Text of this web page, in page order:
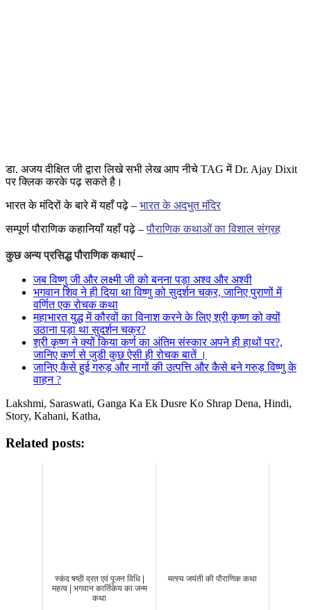
डा. अजय दीक्षित जी द्वारा लिखे सभी लेख आप नीचे TAG में Dr. Ajay Dixit
पर क्लिक करके पढ़ सकते है।
भारत के मंदिरों के बारे में यहाँ पढ़े – भारत के अदभुत मंदिर
सम्पूर्ण पौराणिक कहानियाँ यहाँ पढ़े – पौराणिक कथाओं का विशाल संग्रह
कुछ अन्य प्रसिद्ध पौराणिक कथाएं –
जब विष्णु जी और लक्ष्मी जी को बनना पड़ा अश्व और अश्वी
भगवान शिव ने ही दिया था विष्णु को सुदर्शन चक्र, जानिए पुराणों में
वर्णित एक रोचक कथा
महाभारत युद्ध में कौरवों का विनाश करने के लिए श्री कृष्ण को क्यों
उठाना पड़ा था सुदर्शन चक्र?
श्री कृष्ण ने क्यों किया कर्ण का अंतिम संस्कार अपने ही हाथों पर?,
जानिए कर्ण से जुडी कुछ ऐसी ही रोचक बातें ।
जानिए कैसे हुई गरुड़ और नागों की उत्पत्ति और कैसे बने गरुड़ विष्णु के
वाहन ?
Lakshmi, Saraswati, Ganga Ka Ek Dusre Ko Shrap Dena, Hindi,
Story, Kahani, Katha,
Related posts:
स्कंद षष्ठी व्रत एवं पूजन विधि |
महत्व | भगवान कार्तिकेय का जन्म
कथा
मत्स्य जयंती की पौराणिक कथा